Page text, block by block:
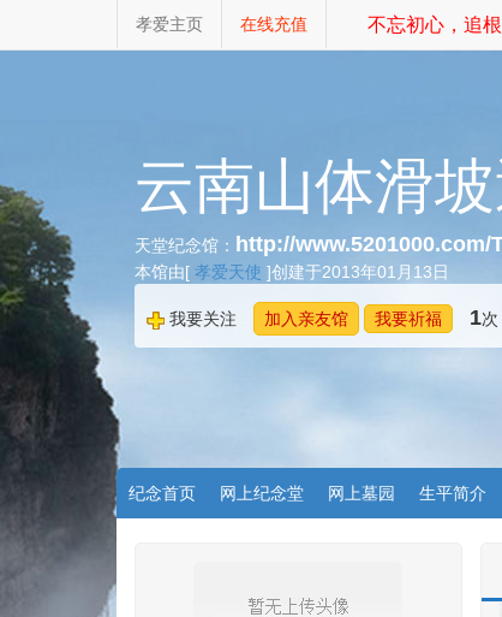
孝爱主页 在线充值 不忘初心，追根
云南山体滑
天堂纪念馆： http://www.5201000.com/
本馆由[ 孝爱天使 ]创建于2013年01月13日
我要关注 加入亲友馆 我要祈福 1次
纪念首页 网上纪念堂 网上墓园 生平简介